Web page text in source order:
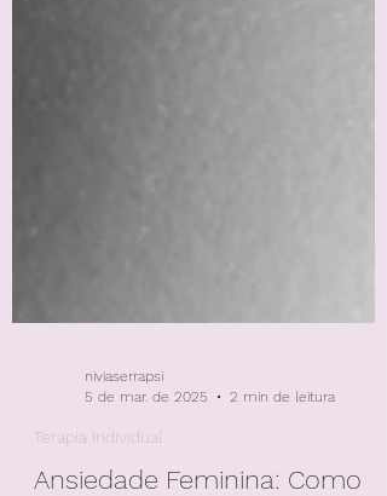
5 de mar. de 2025
Terapia Individual